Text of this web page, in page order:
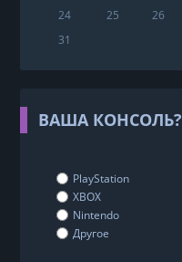
24
25 26
31
ВАША КОНСОЛЬ?
PlayStation
XBOX
Nintendo
Другое